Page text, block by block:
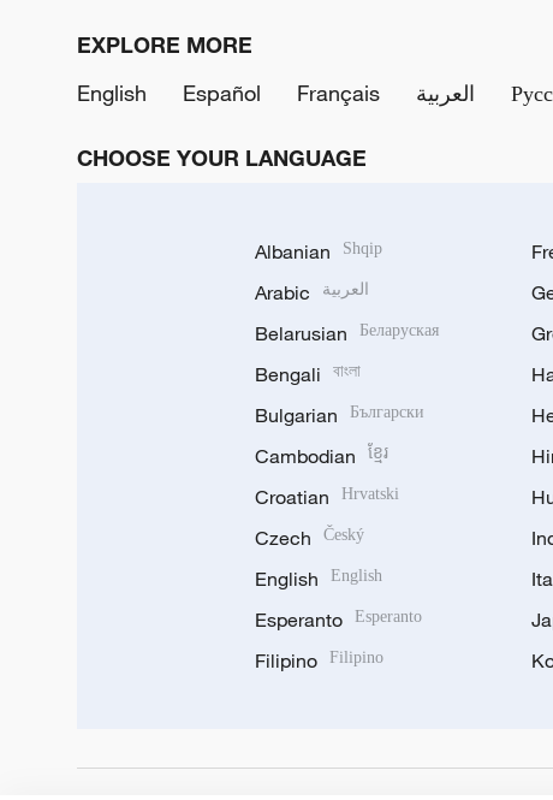
EXPLORE MORE
English
Español Français العربية
CHOOSE YOUR LANGUAGE
Albanian Shqip
Arabic العربية
Belarusian Беларуская
Bengali বাংলা
Bulgarian Български
Cambodian ខ្មែរ
Croatian Hrvatski
Czech Český
English English
Esperanto Esperanto
Filipino Filipino